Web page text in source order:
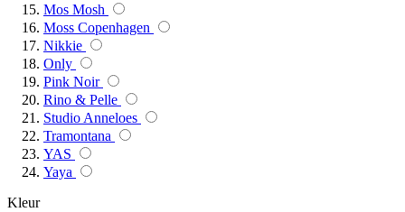
Mos Mosh
Moss Copenhagen
Nikkie
Only
Pink Noir
Rino & Pelle
Studio Anneloes
Tramontana
YAS
Yaya
Kleur